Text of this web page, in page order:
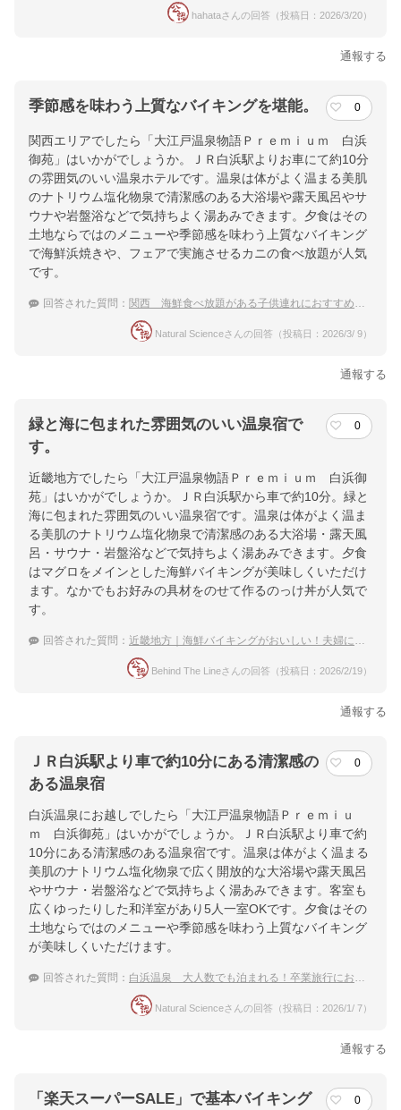
hahataさんの回答（投稿日：2026/3/20）
通報する
季節感を味わう上質なバイキングを堪能。 0
関西エリアでしたら「大江戸温泉物語Ｐｒｅｍｉｕｍ 白浜
御苑」はいかがでしょうか。ＪＲ白浜駅よりお車にて約10分
の雰囲気のいい温泉ホテルです。温泉は体がよく温まる美肌
のナトリウム塩化物泉で清潔感のある大浴場や露天風呂やサ
ウナや岩盤浴などで気持ちよく湯あみできます。夕食はその
土地ならではのメニューや季節感を味わう上質なバイキング
で海鮮浜焼きや、フェアで実施させるカニの食べ放題が人気
です。
回答された質問： 関西 海鮮食べ放題がある子供連れにおすすめの温泉宿
Natural Scienceさんの回答（投稿日：2026/3/ 9）
通報する
緑と海に包まれた雰囲気のいい温泉宿で
す。
0
近畿地方でしたら「大江戸温泉物語Ｐｒｅｍｉｕｍ 白浜御
苑」はいかがでしょうか。ＪＲ白浜駅から車で約10分。緑と
海に包まれた雰囲気のいい温泉宿です。温泉は体がよく温ま
る美肌のナトリウム塩化物泉で清潔感のある大浴場・露天風
呂・サウナ・岩盤浴などで気持ちよく湯あみできます。夕食
はマグロをメインとした海鮮バイキングが美味しくいただけ
ます。なかでもお好みの具材をのせて作るのっけ丼が人気で
す。
回答された質問： 近畿地方｜海鮮バイキングがおいしい！夫婦におすすめの宿は？
Behind The Lineさんの回答（投稿日：2026/2/19）
通報する
ＪＲ白浜駅より車で約10分にある清潔感の
ある温泉宿
0
白浜温泉にお越しでしたら「大江戸温泉物語Ｐｒｅｍｉｕ
ｍ 白浜御苑」はいかがでしょうか。ＪＲ白浜駅より車で約
10分にある清潔感のある温泉宿です。温泉は体がよく温まる
美肌のナトリウム塩化物泉で広く開放的な大浴場や露天風呂
やサウナ・岩盤浴などで気持ちよく湯あみできます。客室も
広くゆったりした和洋室があり5人一室OKです。夕食はその
土地ならではのメニューや季節感を味わう上質なバイキング
が美味しくいただけます。
回答された質問： 白浜温泉 大人数でも泊まれる！卒業旅行におすすめの温泉宿
Natural Scienceさんの回答（投稿日：2026/1/ 7）
通報する
「楽天スーパーSALE」で基本バイキング
0